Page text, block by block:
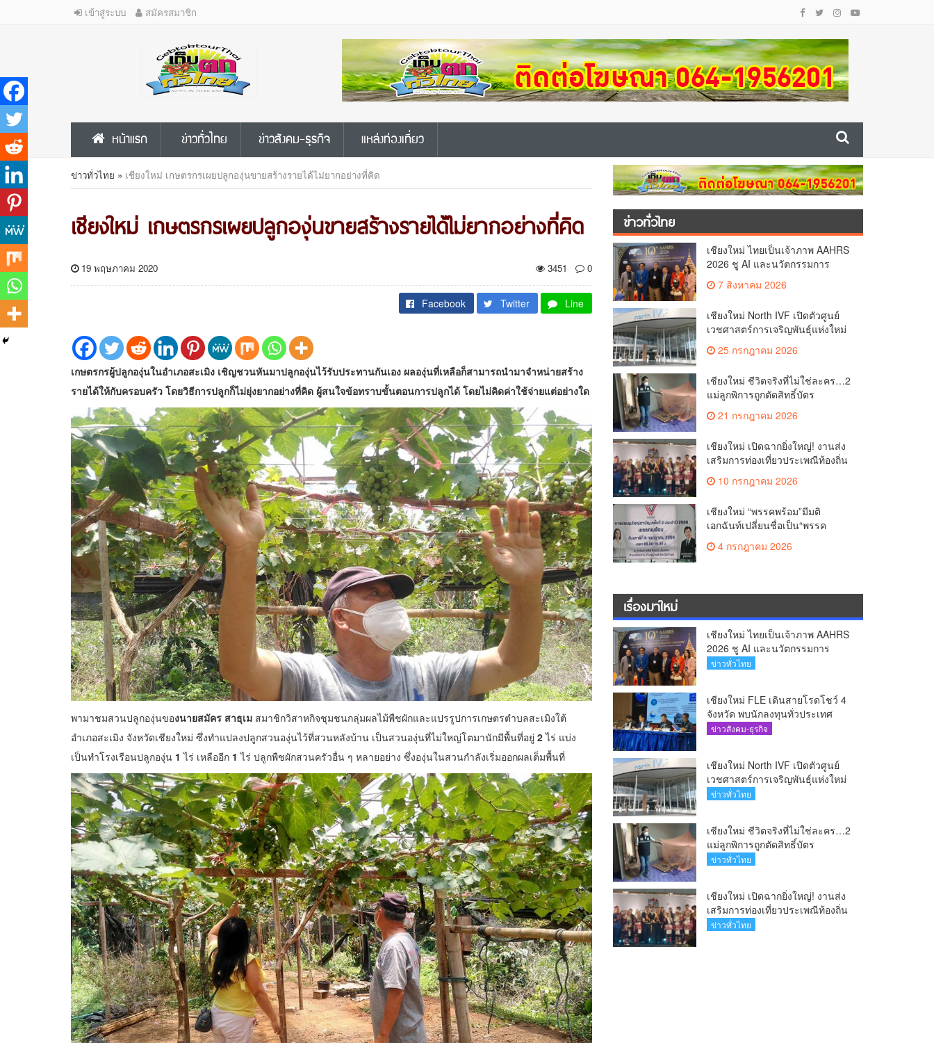
เข้าสู่ระบบ สมัครสมาชิก
หน้าแรก ข่าวทั่วไทย ข่าวสังคม-ธุรกิจ แหล่งท่องเที่ยว
ข่าวทั่วไทย » เชียงใหม่ เกษตรกรเผยปลูกองุ่นขายสร้างรายได้ไม่ยากอย่างที่คิด
เชียงใหม่ เกษตรกรเผยปลูกองุ่นขายสร้างรายได้ไม่ยากอย่างที่คิด
19 พฤษภาคม 2020 3451 0
Facebook Twitter Line
เกษตรกรผู้ปลูกองุ่นในอำเภอสะเมิง เชิญชวนหันมาปลูกองุ่นไว้รับประทานกันเอง ผลองุ่นที่เหลือก็สามารถนำมาจำหน่ายสร้าง
รายได้ให้กับครอบครัว โดยวิธีการปลูกก็ไม่ยุ่งยากอย่างที่คิด ผู้สนใจข้อทราบขั้นตอนการปลูกได้ โดยไม่คิดค่าใช้จ่ายแต่อย่างใด
พามาชมสวนปลูกองุ่นของนายสมัคร สาธุเม สมาชิกวิสาหกิจชุมชนกลุ่มผลไม้พืชผักและแปรรูปการเกษตรตำบลสะเมิงใต้
อำเภอสะเมิง จังหวัดเชียงใหม่ ซึ่งทำแปลงปลูกสวนองุ่นไว้ที่สวนหลังบ้าน เป็นสวนองุ่นที่ไม่ใหญ่โตมานักมีพื้นที่อยู่ 2ไร่ แบ่ง
เป็นทำโรงเรือนปลูกองุ่น 1 ไร่ เหลืออีก 1 ไร่ ปลูกพืชผักสวนครัวอื่น ๆ หลายอย่าง ซึ่งองุ่นในสวนกำลังเริ่มออกผลเต็มพื้นที่
ข่าวทั่วไทย
เชียงใหม่ ไทยเป็นเจ้าภาพ AAHRS
2026 ชู AI และนวัตกรรมการ
แพทย์ ผลักดัน Medical Hub และ
ศูนย์กลางปลูกผมแห่งเอเชีย(คลิป)
7 สิงหาคม 2026
เชียงใหม่ North IVF เปิดตัวศูนย์
เวชศาสตร์การเจริญพันธุ์แห่งใหม่
ยกระดับเชียงใหม่สู่ ศูนย์กลางการ
รักษาผู้มีบุตรยากของภูมิภาค(คลิป)
25 กรกฎาคม 2026
เชียงใหม่ ชีวิตจริงที่ไม่ใช่ละคร…2
แม่ลูกพิการถูกตัดสิทธิ์บัตร
สวัสดิการฯ วอนรัฐทบทวนเกณฑ์
ช่วยคนจน(คลิป)
21 กรกฎาคม 2026
เชียงใหม่ เปิดฉากยิ่งใหญ่! งานส่ง
เสริมการท่องเที่ยวประเพณีท้องถิ่น
วิถีชาติพันธุ์ล้านนา(คลิป)
10 กรกฎาคม 2026
เชียงใหม่ “พรรคพร้อม”มีมติ
เอกฉันท์เปลี่ยนชื่อเป็น“พรรค
ศรัทธา”ดึง“มาร์ค พิตบูล”นำทัพ
กรรมการบริหารชุดใหม่(คลิป)
4 กรกฎาคม 2026
เรื่องมาใหม่
เชียงใหม่ ไทยเป็นเจ้าภาพ AAHRS
2026 ชู AI และนวัตกรรมการ
แพทย์ ผลักดัน Medical Hub และ
ข่าวทั่วไทย
เชียงใหม่ FLE เดินสายโรดโชว์ 4
จังหวัด พบนักลงทุนทั่วประเทศ
ตอกย้ำศักยภาพผู้นำธุรกิจระบบน้ำ
ข่าวสังคม-ธุรกิจ
เชียงใหม่ North IVF เปิดตัวศูนย์
เวชศาสตร์การเจริญพันธุ์แห่งใหม่
ยกระดับเชียงใหม่สู่ ศูนย์กลางการ
ข่าวทั่วไทย
เชียงใหม่ ชีวิตจริงที่ไม่ใช่ละคร…2
แม่ลูกพิการถูกตัดสิทธิ์บัตร
สวัสดิการฯ วอนรัฐทบทวนเกณฑ์
ข่าวทั่วไทย
เชียงใหม่ เปิดฉากยิ่งใหญ่! งานส่ง
เสริมการท่องเที่ยวประเพณีท้องถิ่น
วิถีชาติพันธุ์ล้านนา(คลิป)
ข่าวทั่วไทย